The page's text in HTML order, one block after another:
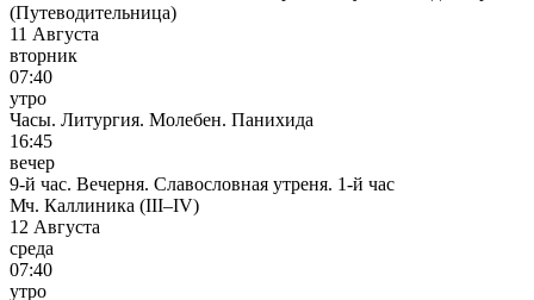
(Путеводительница)
11 Августа
вторник
07:40
утро
Часы. Литургия. Молебен. Панихида
16:45
вечер
9-й час. Вечерня. Славословная утреня. 1-й час
Мч. Каллиника (III–IV)
12 Августа
среда
07:40
утро